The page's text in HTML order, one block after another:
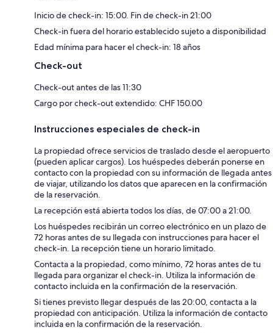
Inicio de check-in: 15:00. Fin de check-in 21:00
Check-in fuera del horario establecido sujeto a disponibilidad
Edad mínima para hacer el check-in: 18 años
Check-out
Check-out antes de las 11:30
Cargo por check-out extendido: CHF 150.00
Instrucciones especiales de check-in
La propiedad ofrece servicios de traslado desde el aeropuerto
(pueden aplicar cargos). Los huéspedes deberán ponerse en
contacto con la propiedad con su información de llegada antes
de viajar, utilizando los datos que aparecen en la confirmación
de la reservación.
La recepción está abierta todos los días, de 07:00 a 21:00.
Los huéspedes recibirán un correo electrónico en un plazo de
72 horas antes de su llegada con instrucciones para hacer el
check-in. La recepción tiene un horario limitado.
Contacta a la propiedad, como mínimo, 72 horas antes de tu
llegada para organizar el check-in. Utiliza la información de
contacto incluida en la confirmación de la reservación.
Si tienes previsto llegar después de las 20:00, contacta a la
propiedad con anticipación. Utiliza la información de contacto
incluida en la confirmación de la reservación.